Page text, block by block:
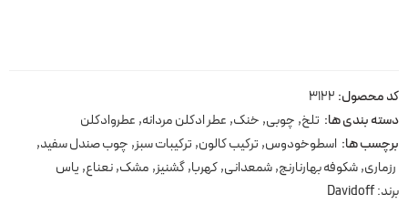
کد محصول: 3122
دسته بندی ها: تلخ, چوبی, خنک, عطر ادکلن مردانه, عطروادکلن
برچسب ها: اسطوخودوس, ترکیب کالون, ترکیبات سبز, چوب صندل سفید,
رزماری,شکوفه بهارنارنج,شمعدانی,کهربا,گشنیز, مشک,نعناع, یاس
برند:Davidoff